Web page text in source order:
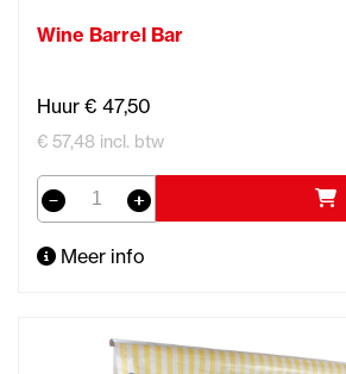
Wine Barrel Bar
Huur € 47,50
€ 57,48 incl. btw
Meer info